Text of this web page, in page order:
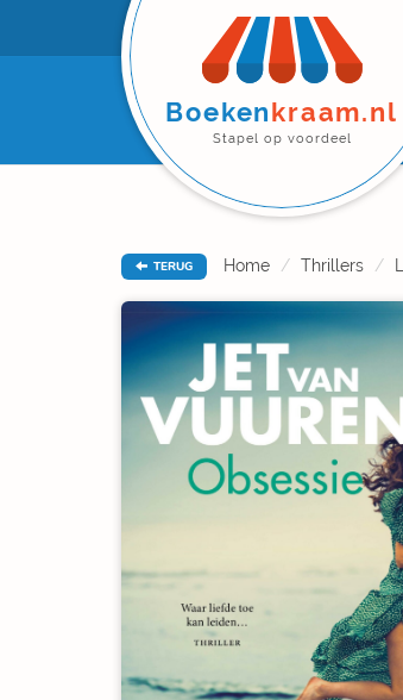
Boekenkraam.nl
Stapel op voordeel
TERUG Home Thrillers